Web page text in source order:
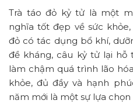
Trà táo đỏ kỷ tử là một
nghĩa tốt đẹp về sức
đỏ có tác dụng bổ khí,
đề kháng, câu kỷ tử lại hỗ
làm chậm quá trình lão
khỏe, đủ đầy và hạnh
năm mới là một sự lựa